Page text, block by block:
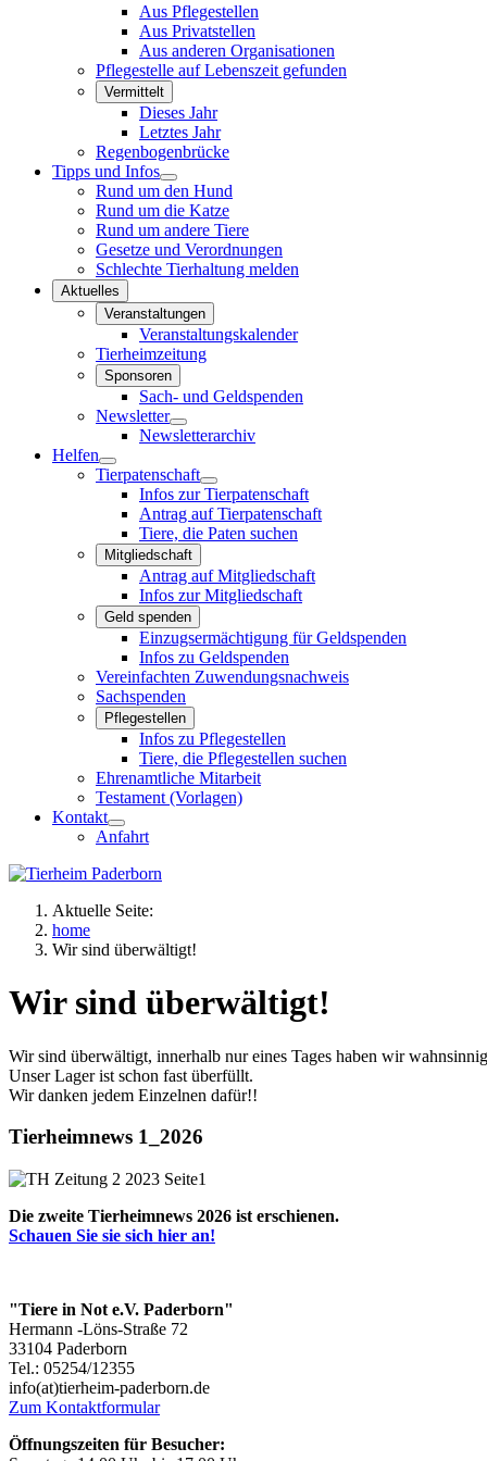
Aus Pflegestellen
Aus Privatstellen
Aus anderen Organisationen
Pflegestelle auf Lebenszeit gefunden
Vermittelt
Dieses Jahr
Letztes Jahr
Regenbogenbrücke
Tipps und Infos
Rund um den Hund
Rund um die Katze
Rund um andere Tiere
Gesetze und Verordnungen
Schlechte Tierhaltung melden
Aktuelles
Veranstaltungen
Veranstaltungskalender
Tierheimzeitung
Sponsoren
Sach- und Geldspenden
Newsletter
Newsletterarchiv
Helfen
Tierpatenschaft
Infos zur Tierpatenschaft
Antrag auf Tierpatenschaft
Tiere, die Paten suchen
Mitgliedschaft
Antrag auf Mitgliedschaft
Infos zur Mitgliedschaft
Geld spenden
Einzugsermächtigung für Geldspenden
Infos zu Geldspenden
Vereinfachten Zuwendungsnachweis
Sachspenden
Pflegestellen
Infos zu Pflegestellen
Tiere, die Pflegestellen suchen
Ehrenamtliche Mitarbeit
Testament (Vorlagen)
Kontakt
Anfahrt
Aktuelle Seite:
home
Wir sind überwältigt!
Wir sind überwältigt!
Wir sind überwältigt, innerhalb nur eines Tages haben wir
Unser Lager ist schon fast überfüllt.
Wir danken jedem Einzelnen dafür!!
Tierheimnews 1_2026
Die zweite Tierheimnews 2026 ist erschienen.
Schauen Sie sie sich hier an!
"Tiere in Not e.V. Paderborn"
Hermann -Löns-Straße 72
33104 Paderborn
Tel.: 05254/12355
info(at)tierheim-paderborn.de
Zum Kontaktformular
Öffnungszeiten für Besucher: